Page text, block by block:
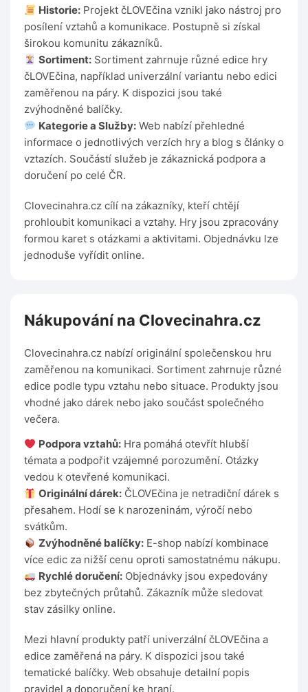
Historie: Projekt čLOVEčina vznikl jako nástroj pro
posílení vztahů a komunikace. Postupně si získal
širokou komunitu zákazníků.
Sortiment: Sortiment zahrnuje různé edice hry
čLOVEčina, například univerzální variantu nebo edici
zaměřenou na páry. K dispozici jsou také
zvýhodněné balíčky.
Kategorie a Služby: Web nabízí přehledné
informace o jednotlivých verzích hry a blog s články o
vztazích. Součástí služeb je zákaznická podpora a
doručení po celé ČR.
Clovecinahra.cz cílí na zákazníky, kteří chtějí
prohloubit komunikaci a vztahy. Hry jsou zpracovány
formou karet s otázkami a aktivitami. Objednávku lze
jednoduše vyřídit online.
Nákupování na Clovecinahra.cz
Clovecinahra.cz nabízí originální společenskou hru
zaměřenou na komunikaci. Sortiment zahrnuje různé
edice podle typu vztahu nebo situace. Produkty jsou
vhodné jako dárek nebo jako součást společného
večera.
Podpora vztahů: Hra pomáhá otevřít hlubší
témata a podpořit vzájemné porozumění. Otázky
vedou k otevřené komunikaci.
Originální dárek: ČLOVEčina je netradiční dárek s
přesahem. Hodí se k narozeninám, výročí nebo
svátkům.
Zvýhodněné balíčky: E-shop nabízí kombinace
více edic za nižší cenu oproti samostatnému nákupu.
Rychlé doručení: Objednávky jsou expedovány
bez zbytečných průtahů. Zákazník může sledovat
stav zásilky online.
Mezi hlavní produkty patří univerzální čLOVEčina a
edice zaměřená na páry. K dispozici jsou také
tematické balíčky. Web obsahuje detailní popis
pravidel a doporučení ke hraní.